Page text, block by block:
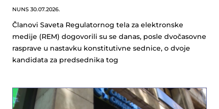
NUNS 30.07.2026.
Članovi Saveta Regulatornog tela za elektronske
medije (REM) dogovorili su se danas, posle dvočasovne
rasprave u nastavku konstitutivne sednice, o dvoje
kandidata za predsednika tog